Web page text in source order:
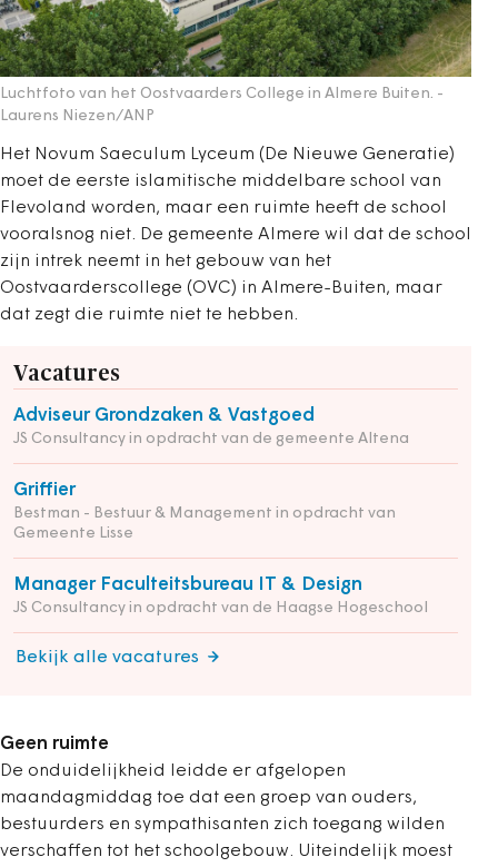
Luchtfoto van het Oostvaarders College in Almere Buiten. -
Laurens Niezen/ANP
Het Novum Saeculum Lyceum (De Nieuwe Generatie)
moet de eerste islamitische middelbare school van
Flevoland worden, maar een ruimte heeft de school
vooralsnog niet. De gemeente Almere wil dat de school
zijn intrek neemt in het gebouw van het
Oostvaarderscollege (OVC) in Almere-Buiten, maar
dat zegt die ruimte niet te hebben.
Vacatures
Adviseur Grondzaken & Vastgoed
JS Consultancy in opdracht van de gemeente Altena
Griffier
Bestman - Bestuur & Management in opdracht van
Gemeente Lisse
Manager Faculteitsbureau IT & Design
JS Consultancy in opdracht van de Haagse Hogeschool
Bekijk alle vacatures
Geen ruimte
De onduidelijkheid leidde er afgelopen
maandagmiddag toe dat een groep van ouders,
bestuurders en sympathisanten zich toegang wilden
verschaffen tot het schoolgebouw. Uiteindelijk moest